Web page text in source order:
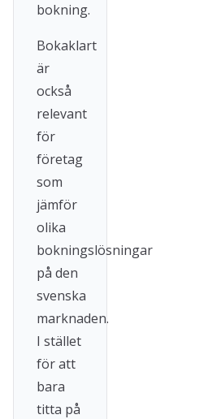
bokning.
Bokaklart
är
också
relevant
för
företag
som
jämför
olika
bokningslösningar
på den
svenska
marknaden.
I stället
för att
bara
titta på